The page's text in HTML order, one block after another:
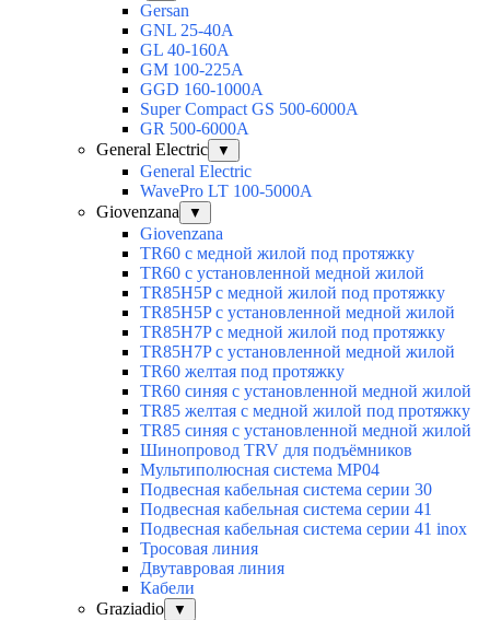
Gersan
GNL 25-40A
GL 40-160A
GM 100-225A
GGD 160-1000A
Super Compact GS 500-6000A
GR 500-6000A
General Electric
▼
General Electric
WavePro LT 100-5000А
Giovenzana
▼
Giovenzana
TR60 с медной жилой под протяжку
TR60 с установленной медной жилой
TR85H5P с медной жилой под протяжку
TR85H5P с установленной медной жилой
TR85H7P с медной жилой под протяжку
TR85H7P с установленной медной жилой
TR60 желтая под протяжку
TR60 синяя с установленной медной жилой
TR85 желтая с медной жилой под протяжку
TR85 синяя с установленной медной жилой
Шинопровод TRV для подъёмников
Мультиполюсная система MP04
Подвесная кабельная система серии 30
Подвесная кабельная система серии 41
Подвесная кабельная система серии 41 inox
Тросовая линия
Двутавровая линия
Кабели
Graziadio
▼